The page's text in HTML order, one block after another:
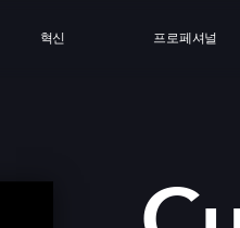
혁신 프로페셔널